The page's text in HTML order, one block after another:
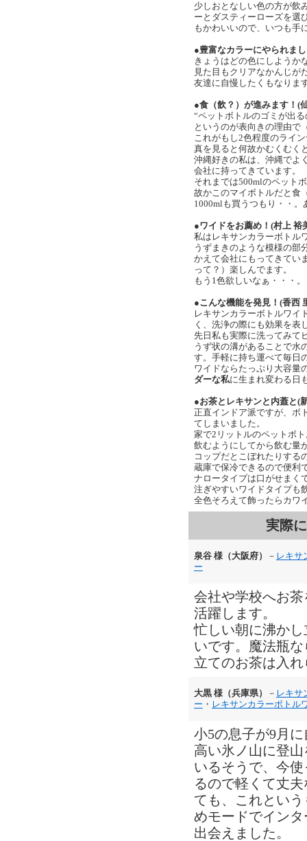
少しおとなしい色の方が飲
ーとダスティーローズを選
もかわいいので、いつも手
●豊富なカラーにやられま
きょうはどの色にしよう
見た目もクリアなかんじ
友達に自慢したくもなりま
●食（飲？）が進みます！(
“ペットボトルのゴミが出
というのが表向きの理由で
これがもし2色程度のライ
真を見ると何故かむくむく
沖縄好きの私は、沖縄でよ
会社に持ってきています。
それまでは500mlのペット
故かこのマイボトルだと食
1000mlも買うつもり・・。
●ワイドをお薦め！(村上 裕
私はレキサンカラーボトル
うずまきのような模様の部
かえて会社にもってきてい
って？）楽しんでます。
もう1色欲しいなぁ・・・。
●こんな機能を発見！(香西
レキサンカラーボトルワイ
く、洗浄の際にも効果を表
先日私も実際に洗ってみて
うず状の溝があることで水
す。手軽に持ち運べて毎日
ワイドならたっぷり大容量
ダーな私に生まれ変わる日
●お茶とレキサンと内蓋と(
正直インドア派ですが、ボ
てしまいました。
家で2リットルのペットボ
飲むようにしてから飲む量
コップだとこぼれたりする
蔵庫で保冷できるので便利
ナロータイプは口がせまく
注ぎやすいワイドタイプも
全色そろえて飾ったらカワ
実際
泉谷 様（大阪府） － レキサ
ー
会社や学校へお
活躍します。
忙しい朝に沸か
いです。魔法瓶
立てのお茶は入
大黒 様（兵庫県） － レキサ
ー ・ レキサンカラーボトル
小5の息子が9月
高い氷ノ山に登
いるそうで、今
るので軽くて丈
ても、これとい
めモードでイン
出会えました。